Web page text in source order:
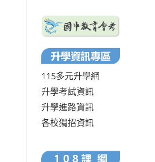
115多元升學網
升學考試資訊
升學進路資訊
各校獨招資訊